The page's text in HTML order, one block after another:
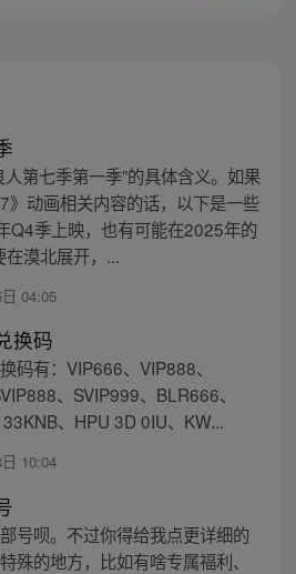
第七季第一季”的具体含义。如果
》动画相关内容的话，以下是一些
Q4季上映，也有可能在2025年的
漠北展开，...
04:05
换码
码有：VIP666、VIP888、
、SVIP999、BLR666、
、HPU 3D 0IU、KW...
10:04
号呗。不过你得给我点更详细的
殊的地方，比如有啥专属福利、